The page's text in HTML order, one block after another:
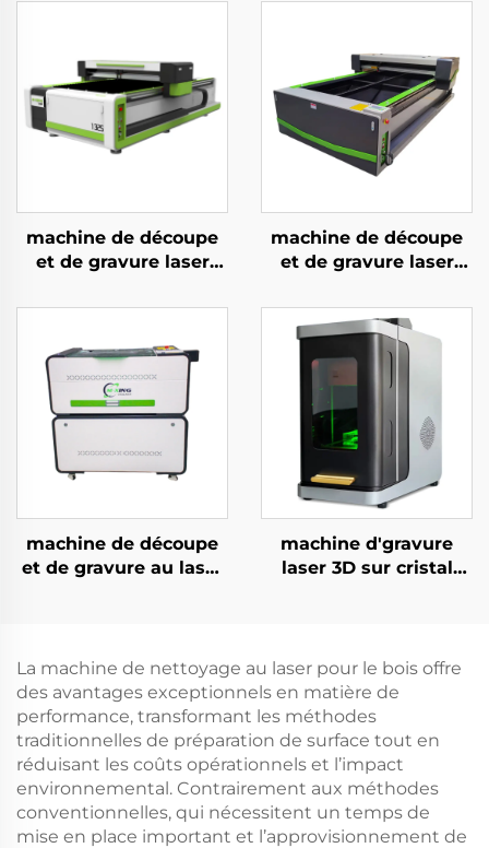
machine de découpe
et de gravure laser
et verte pour
150 W, 300 W
machine de découpe
et de gravure laser
et verte pour
acrylique, bois et MDF,
150 W, 300 W
machine de découpe
et de gravure au laser
machine d'gravure
laser 3D sur cristal
La machine de nettoyage au laser pour le bois offre
des avantages exceptionnels en matière de
performance, transformant les méthodes
traditionnelles de préparation de surface tout en
réduisant les coûts opérationnels et l’impact
environnemental. Contrairement aux méthodes
conventionnelles, qui nécessitent un temps de
mise en place important et l’approvisionnement de